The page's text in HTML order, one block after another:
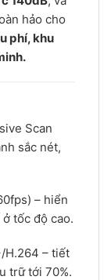
hảo cho
phí, khu
Scan
sắc nét,
– hiển
tốc độ cao.
– tiết
trữ tới 70%.